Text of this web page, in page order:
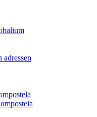
adressen